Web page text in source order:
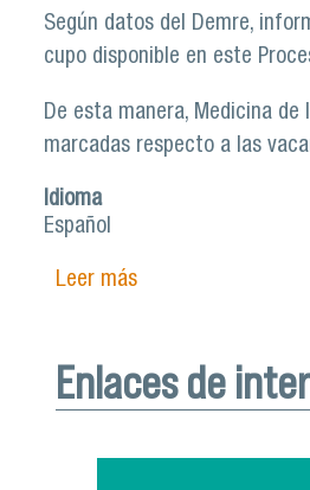
Según datos del Demre,
cupo disponible en este
De esta manera, Medicina
marcadas respecto a las
Idioma
Español
Leer mássobre Carrera de
Enlaces de